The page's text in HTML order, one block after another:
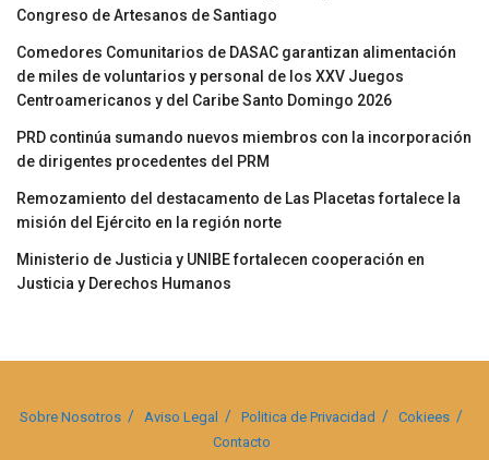
Congreso de Artesanos de Santiago
Comedores Comunitarios de DASAC garantizan alimentación
de miles de voluntarios y personal de los XXV Juegos
Centroamericanos y del Caribe Santo Domingo 2026
PRD continúa sumando nuevos miembros con la incorporación
de dirigentes procedentes del PRM
Remozamiento del destacamento de Las Placetas fortalece la
misión del Ejército en la región norte
Ministerio de Justicia y UNIBE fortalecen cooperación en
Justicia y Derechos Humanos
Sobre Nosotros Aviso Legal Politica de Privacidad
Cokiees
Contacto